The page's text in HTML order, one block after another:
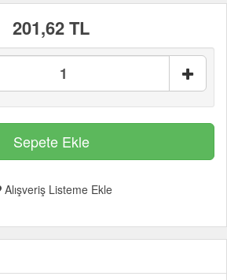
201,62 TL
Alışveriş Listeme Ekle